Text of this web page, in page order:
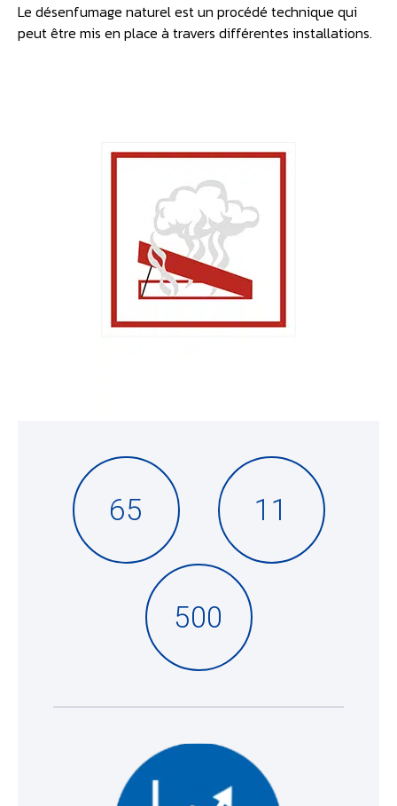
Le désenfumage naturel est un procédé technique qui
peut être mis en place à travers différentes installations.
65 11
500